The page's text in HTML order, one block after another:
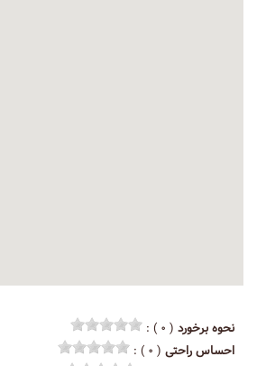
نحوه برخورد ( ۰ ) :
احساس راحتی ( ۰ ) :